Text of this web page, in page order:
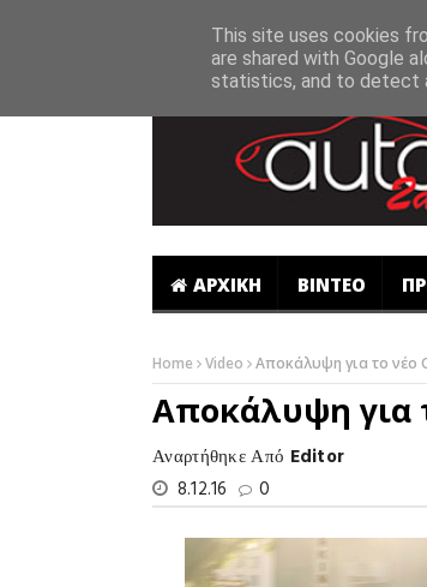
ΑΡΧΙΚΗ ΒΙΝΤΕΟ
Home Video Αποκάλυψη για το νέο
Αποκάλυψη για
Αναρτήθηκε Από Editor
8.12.16
0
This site uses cookies
are shared with Google
statistics, and to detect